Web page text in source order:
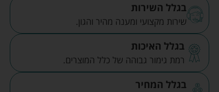
בגלל השירות
שירות מקצועי ומענה מהיר והגון.
בגלל האיכות
רמת גימור גבוהה של כלל המוצרים.
בגלל המחיר